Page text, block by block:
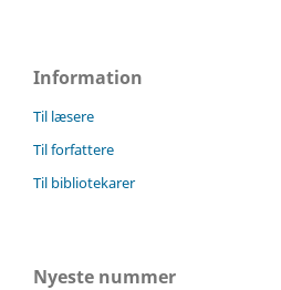
Information
Til læsere
Til forfattere
Til bibliotekarer
Nyeste nummer